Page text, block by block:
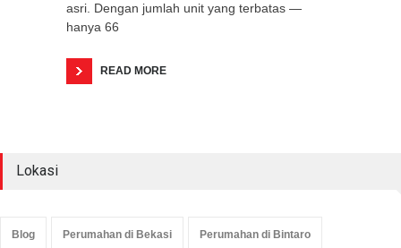
asri. Dengan jumlah unit yang terbatas —
hanya 66
READ MORE
Lokasi
Blog Perumahan di Bekasi Perumahan di Bintaro